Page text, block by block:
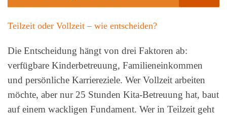
Teilzeit oder Vollzeit – wie entscheiden?
Die Entscheidung hängt von drei Faktoren ab:
verfügbare Kinderbetreuung, Familieneinkommen
und persönliche Karriereziele. Wer Vollzeit arbeiten
möchte, aber nur 25 Stunden Kita-Betreuung hat, baut
auf einem wackligen Fundament. Wer in Teilzeit geht